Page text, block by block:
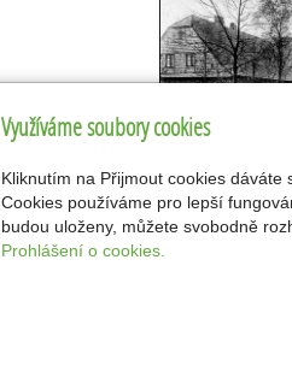
Využíváme soubory cookies
Kliknutím na Přijmout cookies
Cookies používáme pro lepší
budou uloženy, můžete svobodně
Prohlášení o cookies.